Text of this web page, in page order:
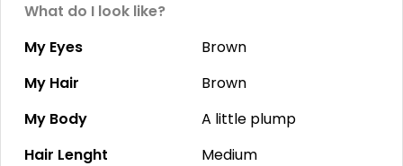
What do I look like?
My Eyes
Brown
My Hair
Brown
My Body
A little plump
Hair Lenght
Medium